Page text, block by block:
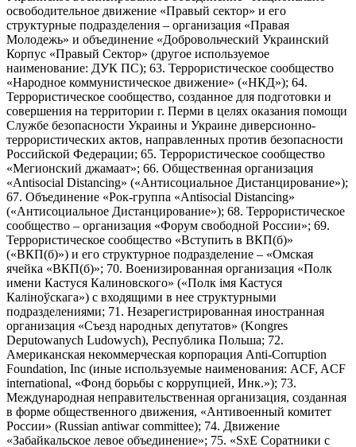
освободительное движение «Правый сектор» и его
структурные подразделения – организация «Правая
Молодежь» и объединение «Добровольческий Украинский
Корпус «Правый Сектор» (другое используемое
наименование: ДУК ПС); 63. Террористическое сообщество
«Народное коммунистическое движение» («НКД»); 64.
Террористическое сообщество, созданное для подготовки и
совершения на территории г. Перми в целях оказания помощи
Службе безопасности Украины и Украине диверсионно-
террористических актов, направленных против безопасности
Российской Федерации; 65. Террористическое сообщество
«Мегионский джамаат»; 66. Общественная организация
«Antisocial Distancing» («Антисоциальное Дистанцирование»);
67. Объединение «Рок-группа «Antisocial Distancing»
(«Антисоциальное Дистанцирование»); 68. Террористическое
сообщество – организация «Форум свободной России»; 69.
Террористическое сообщество «Вступить в ВКП(б)»
(«ВКП(б)») и его структурное подразделение – «Омская
ячейка «ВКП(б)»; 70. Военизированная организация «Полк
имени Кастуся Калиновского» («Полк iмя Кастуся
Калiноўскага») с входящими в нее структурными
подразделениями; 71. Незарегистрированная иностранная
организация «Съезд народных депутатов» (Kongres
Deputowanych Ludowych), Республика Польша; 72.
Американская некоммерческая корпорация Anti-Corruption
Foundation, Inc (иные используемые наименования: ACF, ACF
international, «Фонд борьбы с коррупцией, Инк.»); 73.
Международная неправительственная организация, созданная
в форме общественного движения, «Антивоенный комитет
России» (Russian antiwar committee); 74. Движение
«Забайкальское левое объединение»; 75. «SxE Соратники с